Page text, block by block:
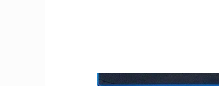
Orthez